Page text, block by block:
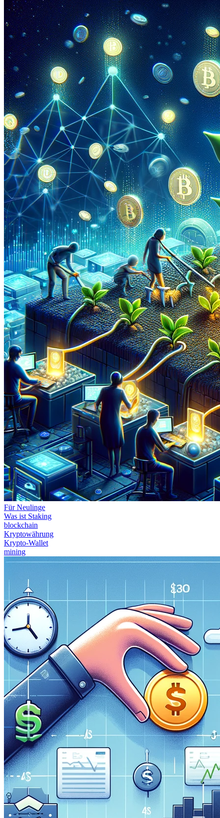
Für Neulinge
Was ist Staking
blockchain
Kryptowährung
Krypto-Wallet
mining